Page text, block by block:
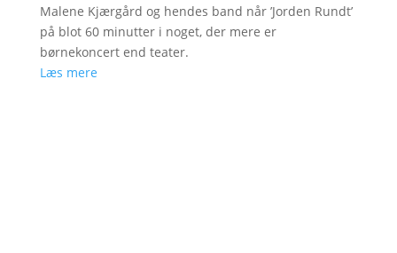
Malene Kjærgård og hendes band når ’Jorden Rundt’
på blot 60 minutter i noget, der mere er
børnekoncert end teater.
Læs mere